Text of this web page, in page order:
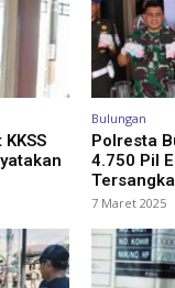
Bulungan
Polresta
4.750 Pil
7 Maret 2025